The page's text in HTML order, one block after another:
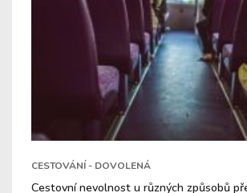
CESTOVÁNÍ - DOVOLENÁ
Cestovní nevolnost u různých způsobů